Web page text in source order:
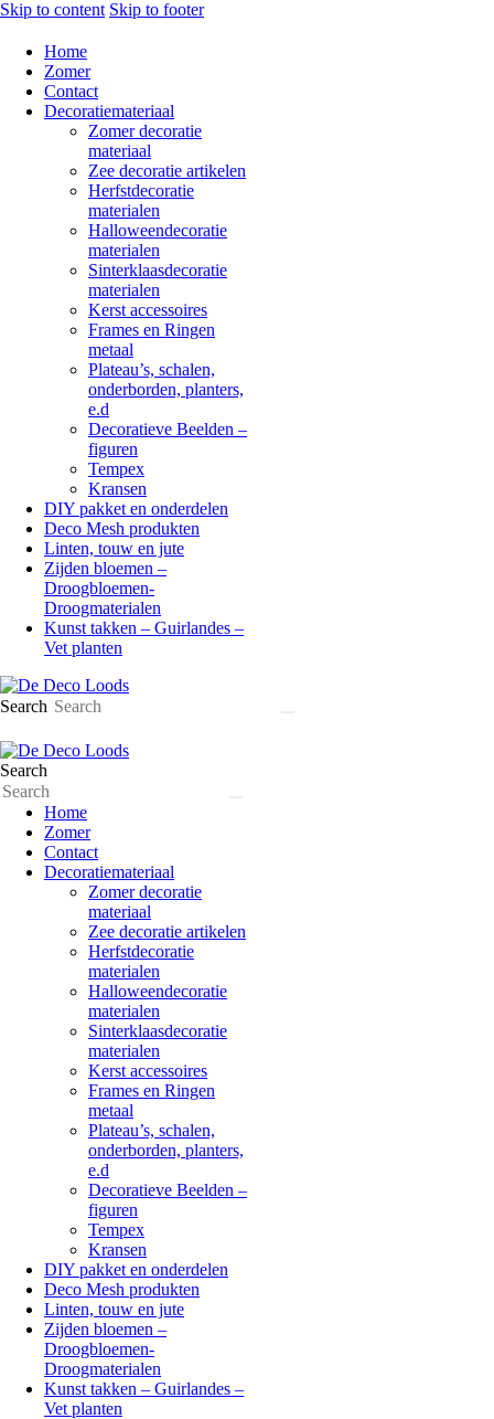
Skip to content Skip to footer
Home
Zomer
Contact
Decoratiemateriaal
Zomer decoratie
materiaal
Zee decoratie artikelen
Herfstdecoratie
materialen
Halloweendecoratie
materialen
Sinterklaasdecoratie
materialen
Kerst accessoires
Frames en Ringen
metaal
Plateau’s, schalen,
onderborden, planters,
e.d
Decoratieve Beelden –
figuren
Tempex
Kransen
DIY pakket en onderdelen
Deco Mesh produkten
Linten, touw en jute
Zijden bloemen –
Droogbloemen-
Droogmaterialen
Kunst takken – Guirlandes –
Vet planten
Search
Search
Home
Zomer
Contact
Decoratiemateriaal
Zomer decoratie
materiaal
Zee decoratie artikelen
Herfstdecoratie
materialen
Halloweendecoratie
materialen
Sinterklaasdecoratie
materialen
Kerst accessoires
Frames en Ringen
metaal
Plateau’s, schalen,
onderborden, planters,
e.d
Decoratieve Beelden –
figuren
Tempex
Kransen
DIY pakket en onderdelen
Deco Mesh produkten
Linten, touw en jute
Zijden bloemen –
Droogbloemen-
Droogmaterialen
Kunst takken – Guirlandes –
Vet planten